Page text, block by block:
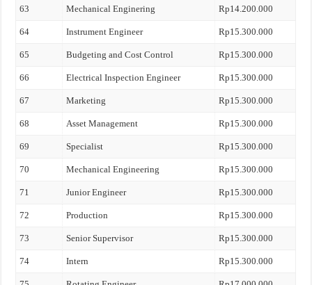
63 Mechanical Enginering Rp14.200.000
64 Instrument Engineer Rp15.300.000
65 Budgeting and Cost Control Rp15.300.000
66 Electrical Inspection Engineer Rp15.300.000
67 Marketing Rp15.300.000
68 Asset Management Rp15.300.000
69 Specialist Rp15.300.000
70 Mechanical Engineering Rp15.300.000
71 Junior Engineer Rp15.300.000
72 Production Rp15.300.000
73 Senior Supervisor Rp15.300.000
74 Intern Rp15.300.000